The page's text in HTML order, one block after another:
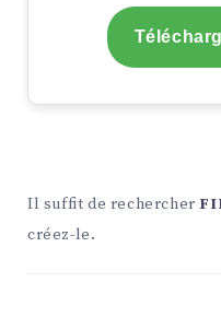
Il suffit de rechercher
créez-le.